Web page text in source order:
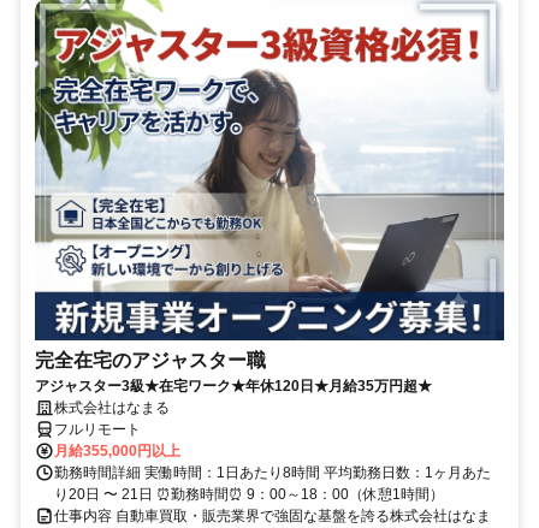
完全在宅のアジャスター職
アジャスター3級★在宅ワーク★年休120日★月給35万円超★
株式会社はなまる
フルリモート
月給355,000円以上
勤務時間詳細 実働時間：1日あたり8時間 平均勤務日数：1ヶ月あた
り20日 〜 21日 ⏰勤務時間⏰ 9：00～18：00（休憩1時間）
仕事内容 自動車買取・販売業界で強固な基盤を誇る株式会社はなま